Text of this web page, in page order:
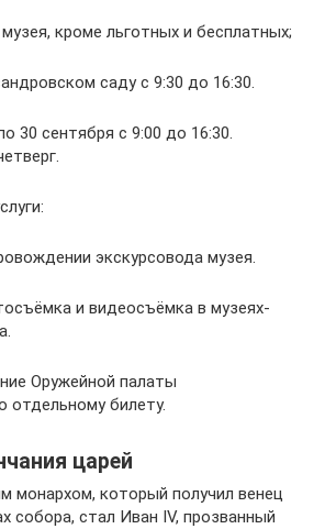
кроме льготных и бесплатных;
саду с 9:30 до 16:30.
30 сентября с 9:00 до 16:30.
экскурсовода музея.
и видеосъёмка в музеях-
Оружейной палаты
отдельному билету.
царей
монархом, который получил венец
собора, стал Иван IV, прозванный